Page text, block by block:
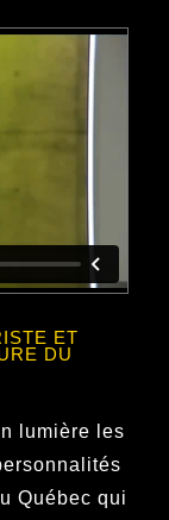
ET
DU
lumière les
Québec qui